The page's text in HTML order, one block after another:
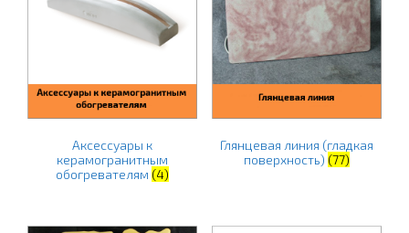
Аксессуары к
керамогранитным
обогревателям (4)
Глянцевая линия (гладкая
поверхность) (77)